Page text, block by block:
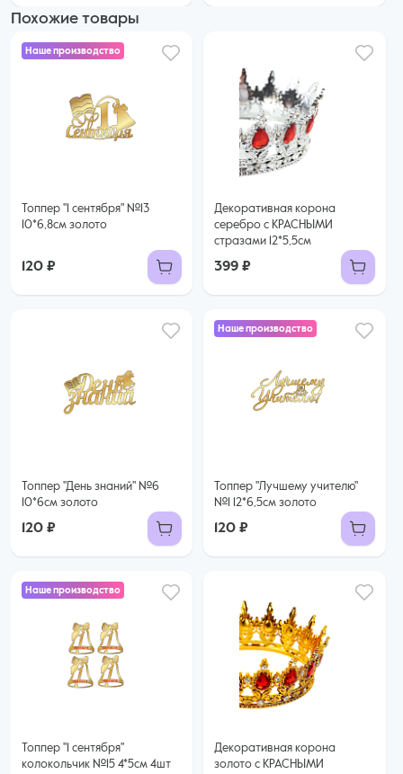
Похожие товары
Наше производство
Топпер "1 сентября" №13
10*6,8см золото
120 ₽
Декоративная корона
серебро с КРАСНЫМИ
стразами 12*5,5см
399 ₽
Топпер "День знаний" №6
10*6см золото
120 ₽
Наше производство
Топпер "Лучшему учителю"
№1 12*6,5см золото
120 ₽
Наше производство
Топпер "1 сентября"
колокольчик №15 4*5см 4шт
Декоративная корона
золото с КРАСНЫМИ